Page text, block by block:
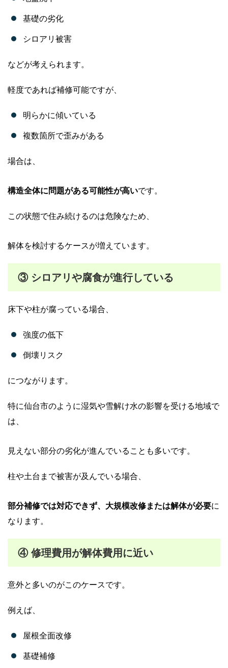
基礎の劣化
シロアリ被害
などが考えられます。
軽度であれば補修可能ですが、
明らかに傾いている
複数箇所で歪みがある
場合は、
構造全体に問題がある可能性が高いです。
この状態で住み続けるのは危険なため、
解体を検討するケースが増えています。
③ シロアリや腐食が進行している
床下や柱が腐っている場合、
強度の低下
倒壊リスク
につながります。
特に仙台市のように湿気や雪解け水の影響を受ける地域で
は、
見えない部分の劣化が進んでいることも多いです。
柱や土台まで被害が及んでいる場合、
部分補修では対応できず、大規模改修または解体が必要に
なります。
④ 修理費用が解体費用に近い
意外と多いのがこのケースです。
例えば、
屋根全面改修
基礎補修